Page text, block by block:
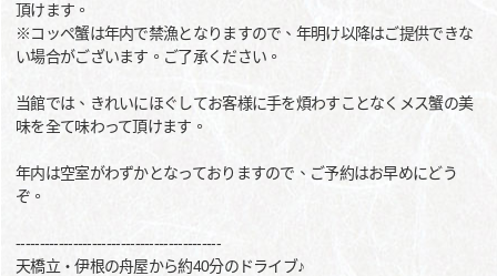
頂けます。
※コッペ蟹は年内で禁漁となりますので、年明け以降はご提供できな
い場合がございます。ご了承ください。
当館では、きれいにほぐしてお客様に手を煩わすことなくメス蟹の美
味を全て味わって頂けます。
年内は空室がわずかとなっておりますので、ご予約はお早めにどう
ぞ。
-------------------------------------------
天橋立・伊根の舟屋から約40分のドライブ♪